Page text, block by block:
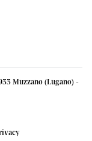
Muzzano (Lugano) -